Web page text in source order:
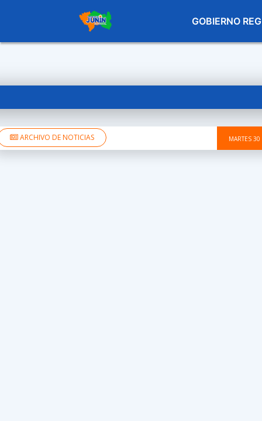
GOBIERNO
MARTES
ARCHIVO DE NOTICIAS